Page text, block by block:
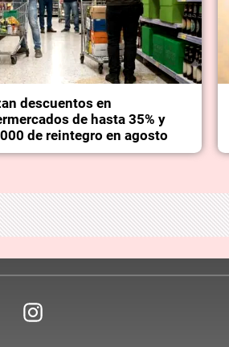
descuentos en
de hasta 35% y
de reintegro en agosto